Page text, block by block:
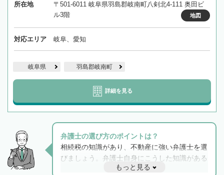
所在地
〒501-6011 岐阜県羽島郡岐南町八剣北4-111 奥田ビ
ル3階
地図
対応エリア 岐阜、愛知
岐阜県 羽島郡岐南町
詳細を見る
弁護士の選び方のポイントは？
相続税の知識があり、不動産に強い弁護士を選
びましょう。弁護士自身にこうした知識がある
と他士業との連携もスムーズに進み、トラブル
もっと見る